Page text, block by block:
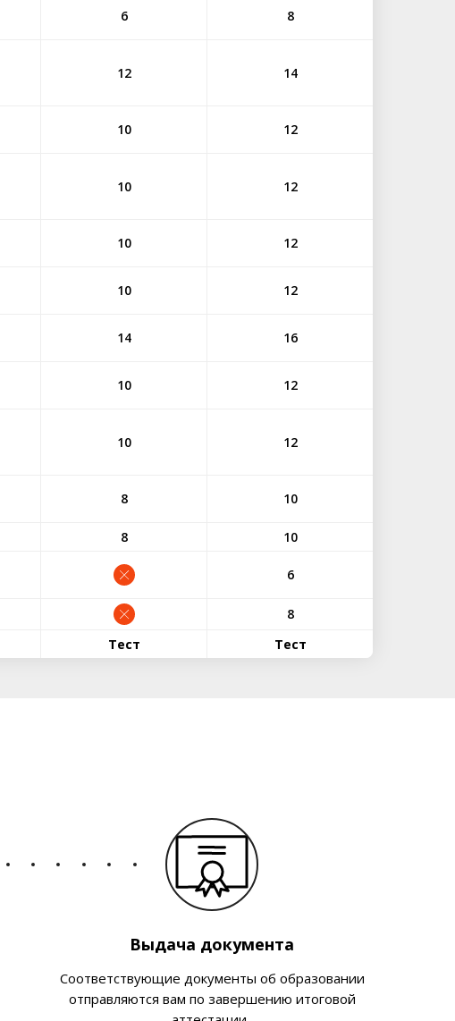
6 8
12 14
10 12
10 12
10 12
10 12
14 16
10 12
10 12
8 10
8
10
6
8
Тест Тест
Выдача документа
Соответствующие документы об образовании
отправляются вам по завершению итоговой